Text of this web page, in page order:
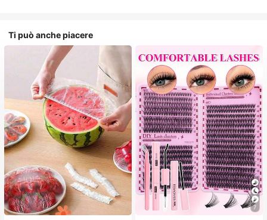
Ti può anche piacere
7